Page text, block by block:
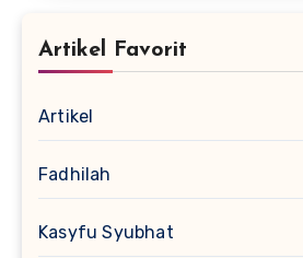
Artikel Favorit
Artikel
Fadhilah
Kasyfu Syubhat